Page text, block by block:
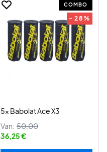
COMBO
- 28%
5x Babolat Ace X3
Van: 50,00
36,25 €